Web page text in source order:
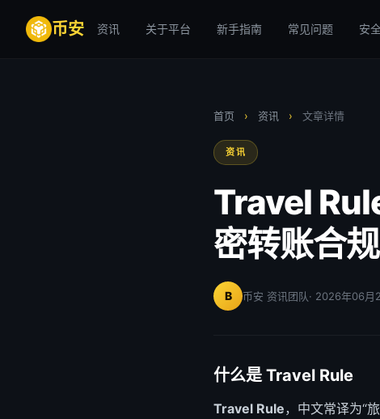
币安 资讯 关于平台 新手指南 常见问题 安
首页 › 资讯 › 文章详情
资讯
Travel
密转账合
B 币安 资讯团队· 2026年06月
什么是 Travel Rule
Travel Rule，中文常译为“